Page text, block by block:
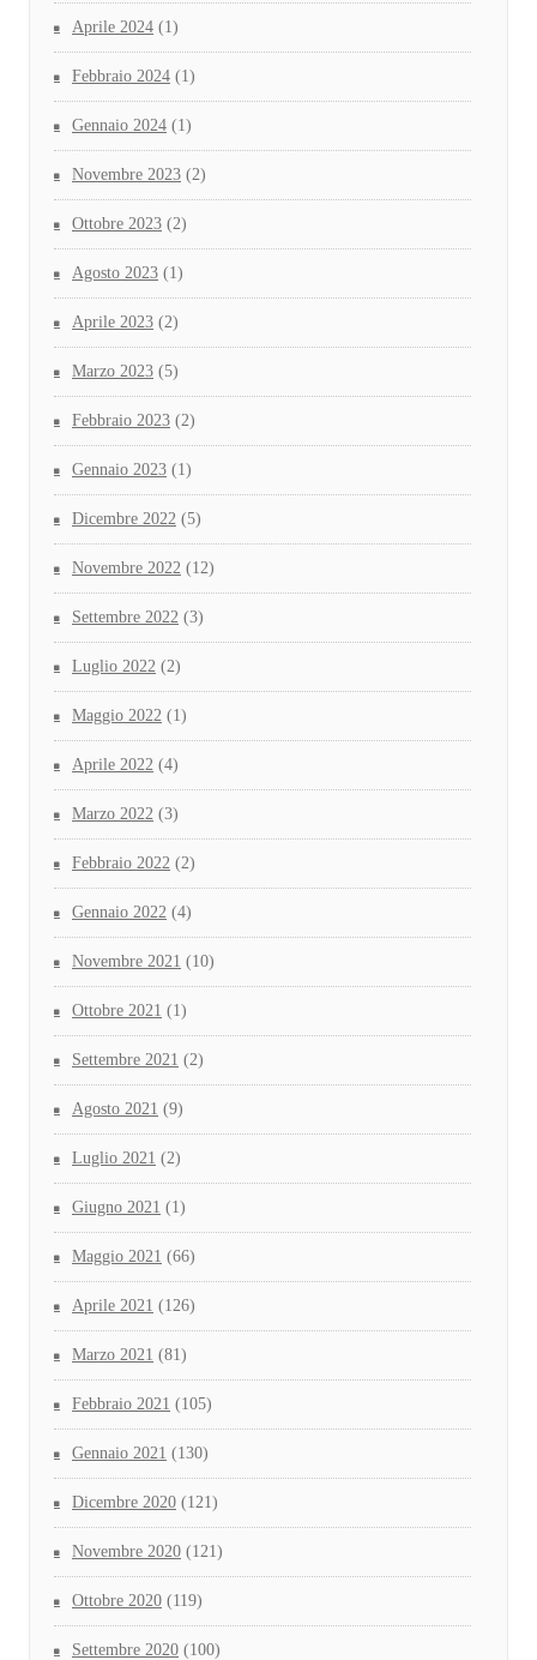
Aprile 2024 (1)
Febbraio 2024 (1)
Gennaio 2024 (1)
Novembre 2023 (2)
Ottobre 2023 (2)
Agosto 2023 (1)
Aprile 2023 (2)
Marzo 2023 (5)
Febbraio 2023 (2)
Gennaio 2023 (1)
Dicembre 2022 (5)
Novembre 2022 (12)
Settembre 2022 (3)
Luglio 2022 (2)
Maggio 2022 (1)
Aprile 2022 (4)
Marzo 2022 (3)
Febbraio 2022 (2)
Gennaio 2022 (4)
Novembre 2021 (10)
Ottobre 2021 (1)
Settembre 2021 (2)
Agosto 2021 (9)
Luglio 2021 (2)
Giugno 2021 (1)
Maggio 2021 (66)
Aprile 2021 (126)
Marzo 2021 (81)
Febbraio 2021 (105)
Gennaio 2021 (130)
Dicembre 2020 (121)
Novembre 2020 (121)
Ottobre 2020 (119)
Settembre 2020 (100)